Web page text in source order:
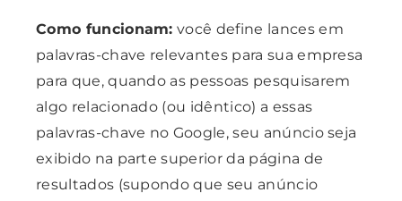
Como funcionam: você define lances em
palavras-chave relevantes para sua empresa
para que, quando as pessoas pesquisarem
algo relacionado (ou idêntico) a essas
palavras-chave no Google, seu anúncio seja
exibido na parte superior da página de
resultados (supondo que seu anúncio